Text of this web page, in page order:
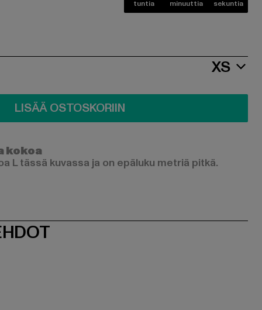
tuntia minuuttia sekuntia
XS
LISÄÄ OSTOSKORIIN
kokoa
L tässä kuvassa ja on epäluku metriä pitkä.